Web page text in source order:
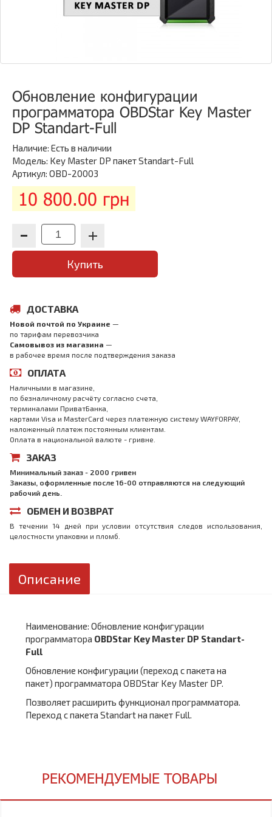
Обновление конфигурации
программатора OBDStar Key Master
DP Standart-Full
Наличие: Есть в наличии
Модель: Key Master DP пакет Standart-Full
Артикул: OBD-20003
10 800.00 грн
Купить
ДОСТАВКА
Новой почтой по Украине —
по тарифам перевозчика
Самовывоз из магазина —
в рабочее время после подтверждения заказа
ОПЛАТА
Наличными в магазине,
по безналичному расчёту согласно счета,
терминалами ПриватБанка,
картами Visa и MasterCard через платежную систему WAYFORPAY,
наложенный платеж постоянным клиентам.
Оплата в национальной валюте - гривне.
ЗАКАЗ
Минимальный заказ - 2000 гривен
Заказы, оформленные после 16-00 отправляются на следующий
рабочий день.
ОБМЕН И ВОЗВРАТ
В течении 14 дней при условии отсутствия следов использования,
целостности упаковки и пломб.
Описание
Наименование: Обновление конфигурации
программатора OBDStar Key Master DP Standart-
Full
Обновление конфигурации (переход с пакета на
пакет) программатора OBDStar Key Master DP.
Позволяет расширить функционал программатора.
Переход с пакета Standart на пакет Full.
РЕКОМЕНДУЕМЫЕ ТОВАРЫ